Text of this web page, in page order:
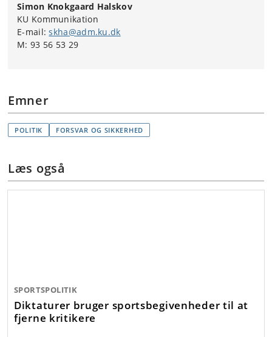
Simon Knokgaard Halskov
KU Kommunikation
E-mail:skha@adm.ku.dk
M: 93 56 53 29
Emner
POLITIK FORSVAR OG SIKKERHED
Læs også
SPORTSPOLITIK
Diktaturer bruger sportsbegivenheder til at
fjerne kritikere